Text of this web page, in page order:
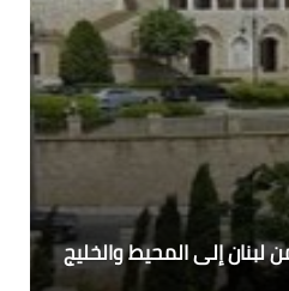
إلى المحيط والخليج